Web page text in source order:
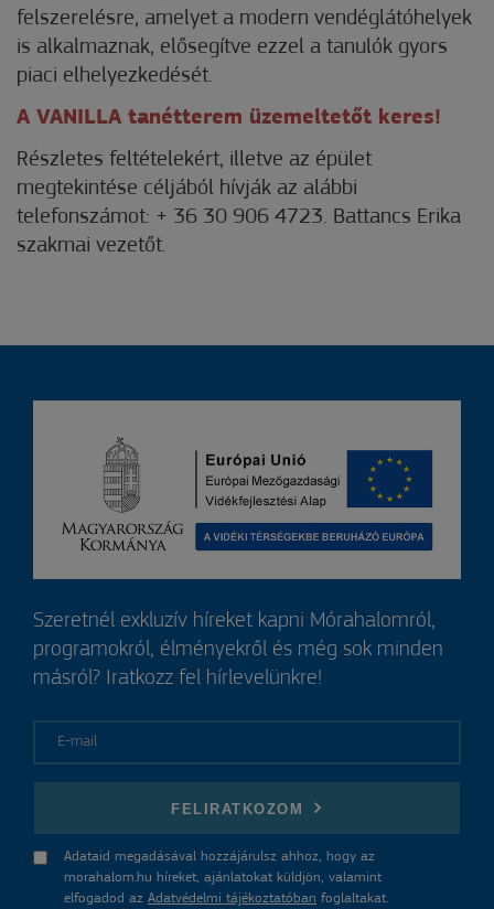
felszerelésre, amelyet a modern vendéglátóhelyek
is alkalmaznak, elősegítve ezzel a tanulók gyors
piaci elhelyezkedését.
A VANILLA tanétterem üzemeltetőt keres!
Részletes feltételekért, illetve az épület
megtekintése céljából hívják az alábbi
telefonszámot: + 36 30 906 4723. Battancs Erika
szakmai vezetőt.
Szeretnél exkluzív híreket kapni Mórahalomról,
programokról, élményekről és még sok minden
másról? Iratkozz fel hírlevelünkre!
FELIRATKOZOM
Adataid megadásával hozzájárulsz ahhoz, hogy az
morahalom.hu híreket, ajánlatokat küldjön, valamint
elfogadod az Adatvédelmi tájékoztatóban foglaltakat.